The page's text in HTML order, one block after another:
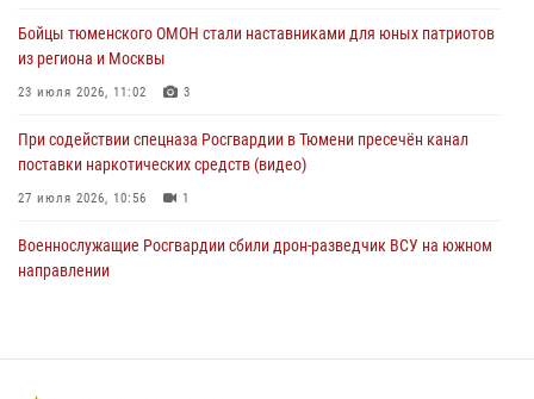
Стальной характер продемонстрировали росгвардейцы в ходе
масштабных спортивных событий на Урале
05 августа 2026, 05:22
Бойцы тюменского ОМОН стали наставниками для юных патриотов
из региона и Москвы
23 июля 2026, 11:02 3
При содействии спецназа Росгвардии в Тюмени пресечён канал
поставки наркотических средств (видео)
27 июля 2026, 10:56 1
Военнослужащие Росгвардии сбили дрон-разведчик ВСУ на южном
направлении